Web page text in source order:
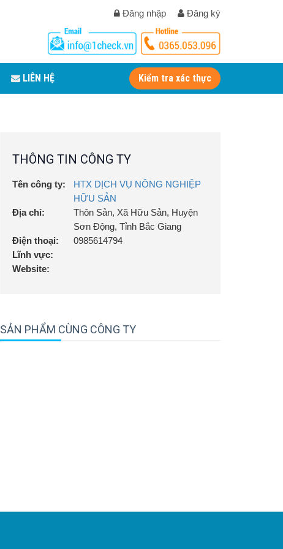
Đăng nhập Đăng ký
LIÊN HỆ Kiểm tra xác thực
THÔNG TIN CÔNG TY
Tên công ty:
HTX DỊCH VỤ NÔNG NGHIỆP
HỮU SẢN
Địa chỉ:
Thôn Sản, Xã Hữu Sản, Huyện
Sơn Động, Tỉnh Bắc Giang
Điện thoại:
0985614794
Lĩnh vực:
Website:
SẢN PHẨM CÙNG CÔNG TY